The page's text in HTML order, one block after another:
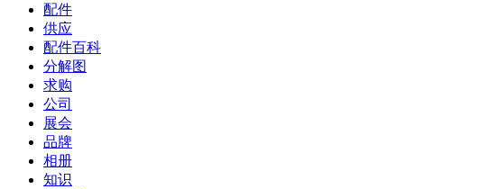
配件
供应
配件百科
分解图
求购
公司
展会
品牌
相册
知识